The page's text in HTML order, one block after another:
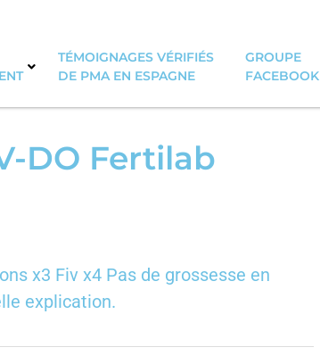
TÉMOIGNAGES VÉRIFIÉS
DE PMA EN ESPAGNE
GROUPE
FACEBOOK
DO Fertilab
x3 Fiv x4 Pas de grossesse en
explication.